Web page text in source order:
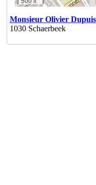
Monsieur Olivier Dupuis
1030 Schaerbeek